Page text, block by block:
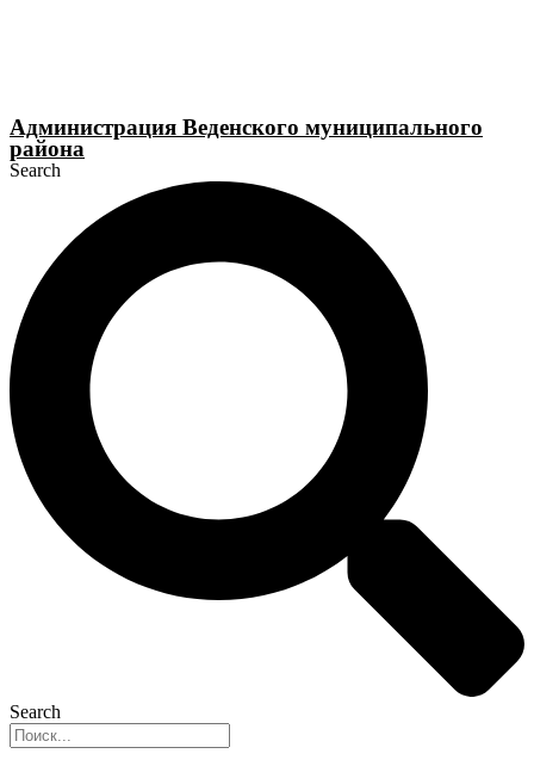
Администрация Веденского муниципального
района
Search
Search